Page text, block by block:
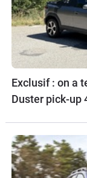
Exclusif : on a
Duster pick-up